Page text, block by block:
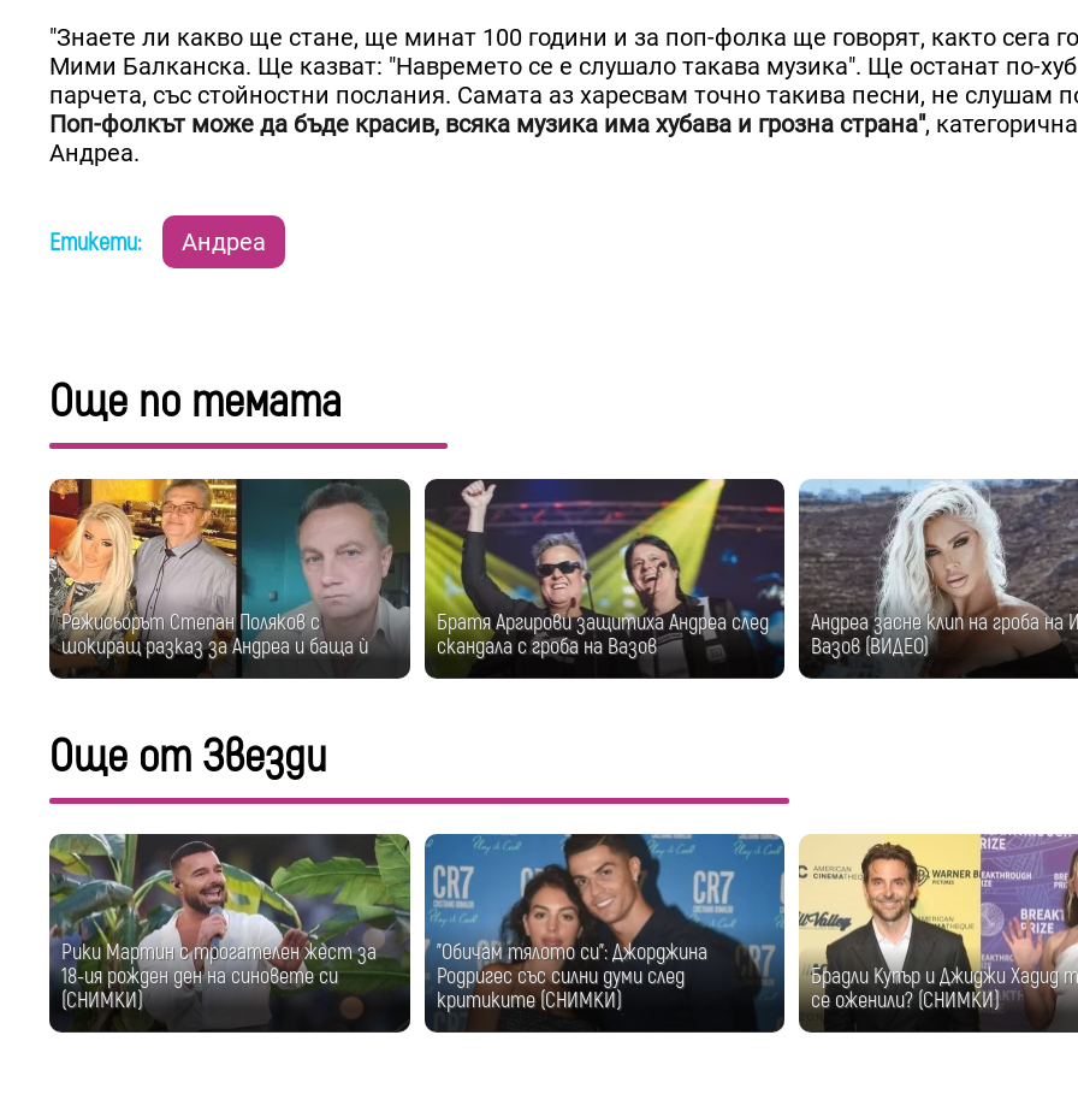
"Знаете ли какво ще стане, ще минат 100 години и за поп-фолка ще говорят, както сега
Мими Балканска. Ще казват: "Навремето се е слушало такава музика". Ще останат по-
парчета, със стойностни послания. Самата аз харесвам точно такива песни, не слушам
Поп-фолкът може да бъде красив, всяка музика има хубава и грозна страна",
Андреа.
Етикети: Андреа
Още по темата
Режисьорът Степан Поляков с
шокиращ разказ за Андреа и баща ѝ
Братя Аргирови защитиха Андреа след
скандала с гроба на Вазов
Андреа засне клип на гроба на
Вазов (ВИДЕО)
Още от Звезди
Рики Мартин с трогателен жест за
18-ия рожден ден на синовете си
(СНИМКИ)
"Обичам тялото си": Джорджина
Родригес със силни думи след
критиките (СНИМКИ)
Брадли Купър и Джиджи Хадид
се оженили? (СНИМКИ)